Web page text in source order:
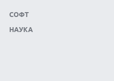
СОФТ
НАУКА